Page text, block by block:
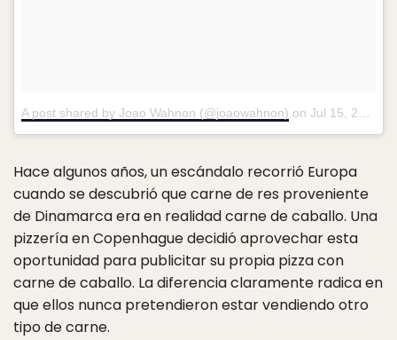
A post shared by Joao Wahnon (@joaowahnon) on Jul 15, 2017 at 1:01pm PDT
Hace algunos años, un escándalo recorrió Europa
cuando se descubrió que carne de res proveniente
de Dinamarca era en realidad carne de caballo. Una
pizzería en Copenhague decidió aprovechar esta
oportunidad para publicitar su propia pizza con
carne de caballo. La diferencia claramente radica en
que ellos nunca pretendieron estar vendiendo otro
tipo de carne.